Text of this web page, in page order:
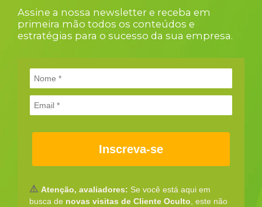
Assine a nossa newsletter e receba em
primeira mão todos os conteúdos e
estratégias para o sucesso da sua empresa.
Inscreva-se
⚠️ Atenção, avaliadores: Se você está aqui em
busca de novas visitas de Cliente Oculto , este não